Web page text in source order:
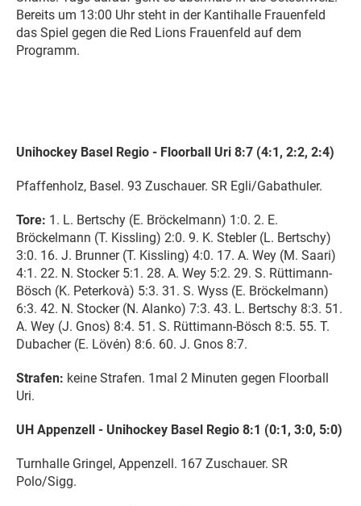
Bereits um 13:00 Uhr steht in der Kantihalle Frauenfeld
das Spiel gegen die Red Lions Frauenfeld auf dem
Programm.
Unihockey Basel Regio - Floorball Uri 8:7 (4:1, 2:2, 2:4)
Pfaffenholz, Basel. 93 Zuschauer. SR Egli/Gabathuler.
Tore: 1. L. Bertschy (E. Bröckelmann) 1:0. 2. E.
Bröckelmann (T. Kissling) 2:0. 9. K. Stebler (L. Bertschy)
3:0. 16. J. Brunner (T. Kissling) 4:0. 17. A. Wey (M. Saari)
4:1. 22. N. Stocker 5:1. 28. A. Wey 5:2. 29. S. Rüttimann-
Bösch (K. Peterkovà) 5:3. 31. S. Wyss (E. Bröckelmann)
6:3. 42. N. Stocker (N. Alanko) 7:3. 43. L. Bertschy 8:3. 51.
A. Wey (J. Gnos) 8:4. 51. S. Rüttimann-Bösch 8:5. 55. T.
Dubacher (E. Lövén) 8:6. 60. J. Gnos 8:7.
Strafen: keine Strafen. 1mal 2 Minuten gegen Floorball
Uri.
UH Appenzell - Unihockey Basel Regio 8:1 (0:1, 3:0, 5:0)
Turnhalle Gringel, Appenzell. 167 Zuschauer. SR
Polo/Sigg.